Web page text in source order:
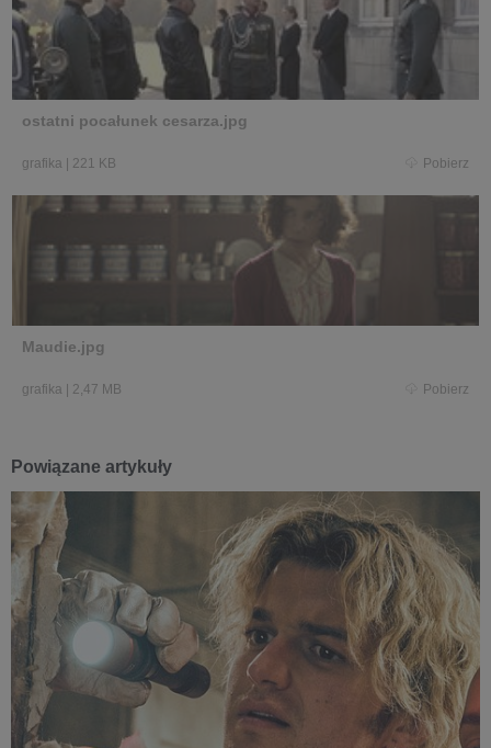
ostatni pocałunek cesarza.jpg
grafika 221 KB Pobierz
Maudie.jpg
grafika 2,47 MB Pobierz
Powiązane artykuły